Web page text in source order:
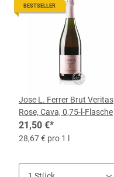
BESTSELLER
Jose L. Ferrer Brut Veritas
Rose, Cava, 0,75-l-Flasche
21,50 €*
28,67 € pro 1 l